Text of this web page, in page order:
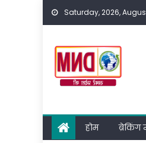
Skip
Saturday, 2026,
होम ब्रेकिंग